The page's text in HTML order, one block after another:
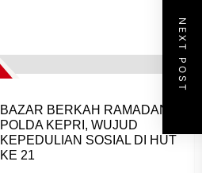
NEXT POST
BAZAR BERKAH RAMADAN
POLDA KEPRI, WUJUD
KEPEDULIAN SOSIAL DI HUT
KE 21